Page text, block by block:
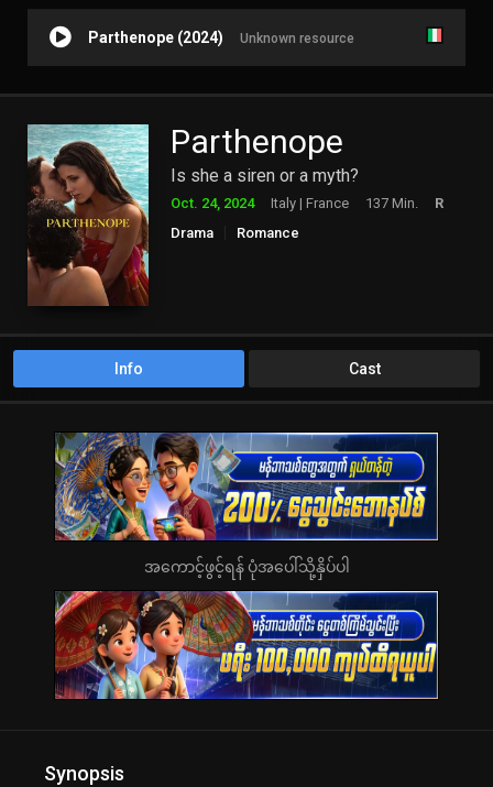
Parthenope (2024) Unknown resource
Parthenope
Is she a siren or a myth?
Oct. 24, 2024 Italy | France 137 Min.
R
Drama
Romance
Info Cast
အကောင့်ဖွင့်ရန် ပုံအပေါ်သို့နှိပ်ပါ
Synopsis